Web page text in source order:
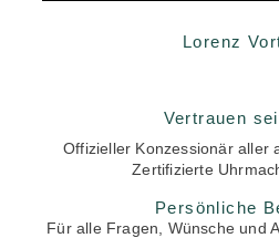
Lorenz
Vertrauen
Offizieller Konzessionär aller
Zertifizierte
Persönliche
Für alle Fragen, Wünsche und